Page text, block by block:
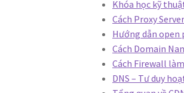
Khóa học kỹ
Cách Proxy
Hướng dẫn open
Cách Domain
Cách Firewall
DNS – Tư duy